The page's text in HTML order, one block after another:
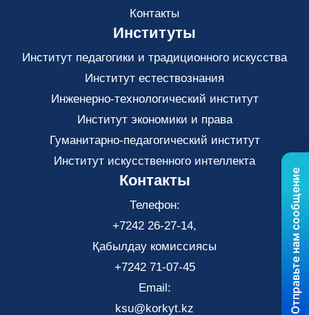
Контакты
Институты
Институт педагогики и традиционного искусства
Институт естествознания
Инженерно-технологический институт
Институт экономики и права
Гуманитарно-педагогический институт
Институт искусственного интеллекта
Контакты
Телефон:
+7242 26-27-14,
Қабылдау комиссиясы
+7242 71-07-45
Email:
ksu@korkyt.kz
Отправьте нам сообщение